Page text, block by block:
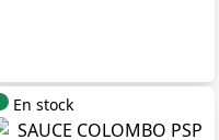
En stock